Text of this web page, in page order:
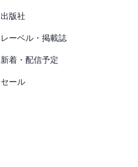
出版社
レーベル・掲載誌
新着・配信予定
セール